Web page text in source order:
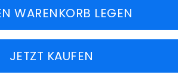
WARENKORB LEGEN
JETZT KAUFEN